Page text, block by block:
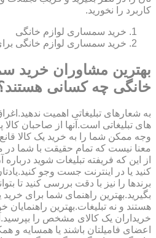
کاربرد را نخورید.
خرید سمساری لوازم خانگی
خرید سمساری لوازم خانگی
بهترین مشاوران خرید
خانگی چه کسانی
به شعارهای تبلیغاتی اهمیت
های تبلیغاتی است.آنها از صاحبان کالا
وجه ممکن شما را به خرید یک کالا
معنا نیست که تمام حقیقت با شما
از این که فریفته تبلیغات شوید
کنید یا در اینترنت جست وجو
برندها را نیز با دقت بررسی کنید تا
بگیرید.بهترین راهنمای شما برای
هستند و نه تبلیغات.بهترین راهنمایان
خریداران یک کالای مشخص را
اعضای فامیلتان باشند یا همسایه و